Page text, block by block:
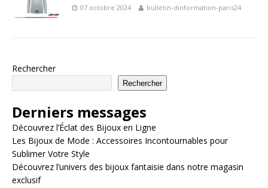
07 octobre 2024 bulletin-dinformation-paris24
Rechercher
Rechercher
Derniers messages
Découvrez l’Éclat des Bijoux en Ligne
Les Bijoux de Mode : Accessoires Incontournables pour
Sublimer Votre Style
Découvrez l’univers des bijoux fantaisie dans notre magasin
exclusif